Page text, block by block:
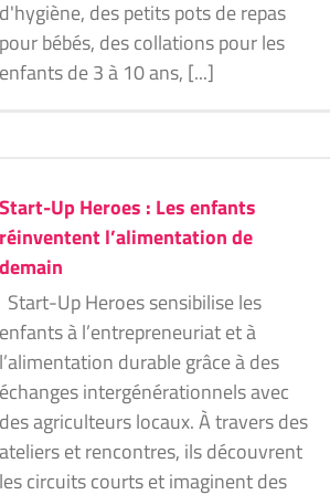
d'hygiène, des petits pots de repas
pour bébés, des collations pour les
enfants de 3 à 10 ans, [...]
Start-Up Heroes : Les enfants
réinventent l’alimentation de
demain
Start-Up Heroes sensibilise les
enfants à l’entrepreneuriat et à
l’alimentation durable grâce à des
échanges intergénérationnels avec
des agriculteurs locaux. À travers des
ateliers et rencontres, ils découvrent
les circuits courts et imaginent des
Cultivons une pédagogie « Nature
Hainaut Projets 2025